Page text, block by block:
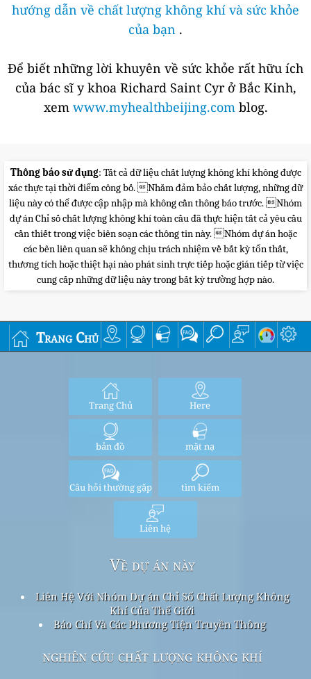
hướng dẫn về chất lượng không khí và sức khỏe
của bạn .
Để biết những lời khuyên về sức khỏe rất hữu ích
của bác sĩ y khoa Richard Saint Cyr ở Bắc Kinh,
xem www.myhealthbeijing.com blog.
Thông báo sử dụng: Tất cả dữ liệu chất lượng không khí không được
xác thực tại thời điểm công bố. Nhằm đảm bảo chất lượng, những dữ
liệu này có thể được cập nhập mà không cần thông báo trước. Nhóm
dự án Chỉ số chất lượng không khí toàn cầu đã thực hiện tất cả yêu cầu
cần thiết trong việc biên soạn các thông tin này. Nhóm dự án hoặc
các bên liên quan sẽ không chịu trách nhiệm về bất kỳ tổn thất,
thương tích hoặc thiệt hại nào phát sinh trực tiếp hoặc gián tiếp từ việc
cung cấp những dữ liệu này trong bất kỳ trường hợp nào.
Trang Chủ
Trang Chủ Here
bản đồ mặt nạ
Câu hỏi thường gặp tìm kiếm
Liên hệ
Về dự án này
Liên Hệ Với Nhóm Dự án Chỉ Số Chất Lượng Không
Khí Của Thế Giới
Báo Chí Và Các Phương Tiện Truyền Thông
nghiên cứu chất lượng không khí